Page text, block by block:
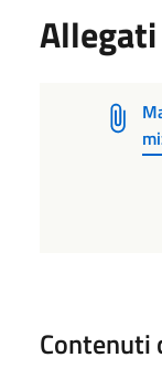
Allegati
Contenuti